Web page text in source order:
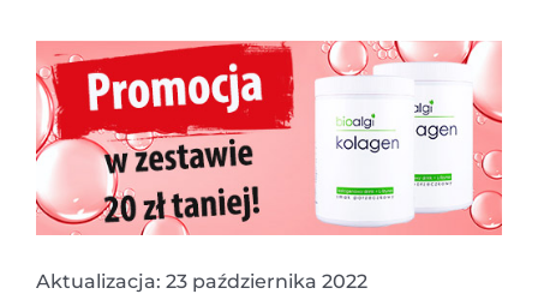
Aktualizacja: 23 października 2022